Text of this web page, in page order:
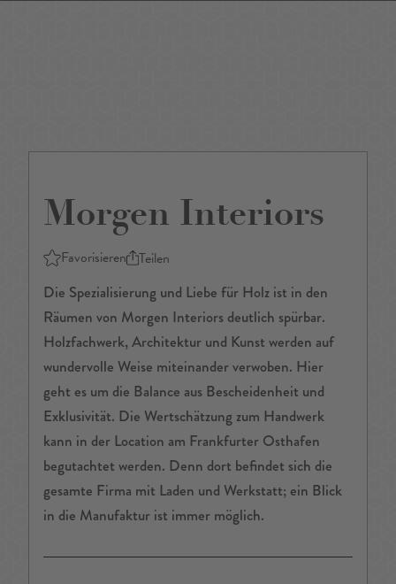
Morgen Interiors
Favorisieren Teilen
Die Spezialisierung und Liebe für Holz ist in den
Räumen von Morgen Interiors deutlich spürbar.
Holzfachwerk, Architektur und Kunst werden auf
wundervolle Weise miteinander verwoben. Hier
geht es um die Balance aus Bescheidenheit und
Exklusivität. Die Wertschätzung zum Handwerk
kann in der Location am Frankfurter Osthafen
begutachtet werden. Denn dort befindet sich die
gesamte Firma mit Laden und Werkstatt; ein Blick
in die Manufaktur ist immer möglich.